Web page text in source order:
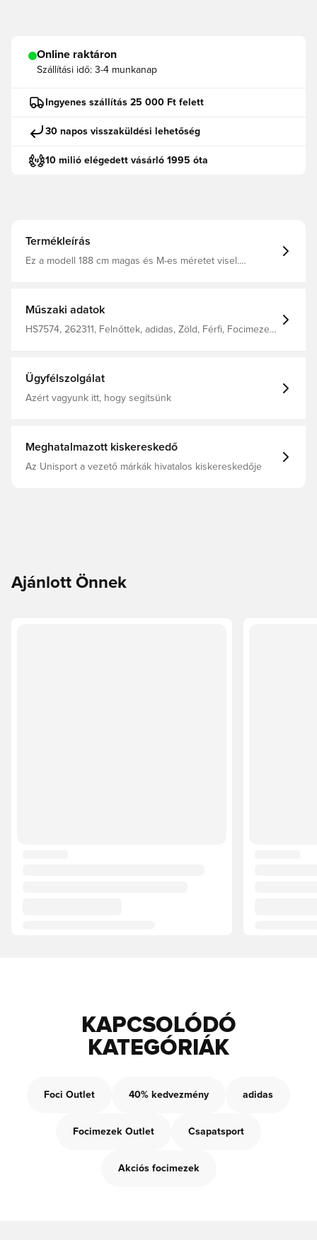
Online raktáron
Szállítási idő: 3-4 munkanap
Ingyenes szállítás 25 000 Ft felett
30 napos visszaküldési lehetőség
10 milió elégedett vásárló 1995 óta
Termékleírás
Ez a modell 188 cm magas és M-es méretet visel.
újrahasznosított poliészter interlock anyag AEROREADY
Műszaki adatok
HS7574, 262311, Felnőttek, adidas, Zöld, Férfi, Focimezek,
Ügyfélszolgálat
Azért vagyunk itt, hogy segítsünk
Meghatalmazott kiskereskedő
Az Unisport a vezető márkák hivatalos kiskereskedője
Ajánlott Önnek
KAPCSOLÓDÓ
KATEGÓRIÁK
Foci Outlet 40% kedvezmény adidas
Focimezek Outlet Csapatsport
Akciós focimezek